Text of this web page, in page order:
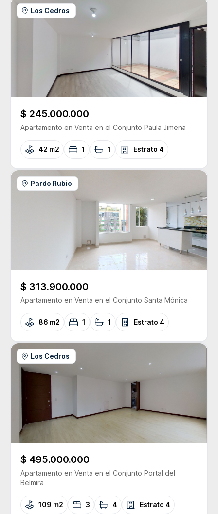
Los Cedros
$ 245.000.000
Apartamento en Venta en el Conjunto Paula Jimena
42 m2 1 1 Estrato 4
Pardo Rubio
$ 313.900.000
Apartamento en Venta en el Conjunto Santa Mónica
86 m2 1 1 Estrato 4
Los Cedros
$ 495.000.000
Apartamento en Venta en el Conjunto Portal del
Belmira
109 m2 3 4 Estrato 4